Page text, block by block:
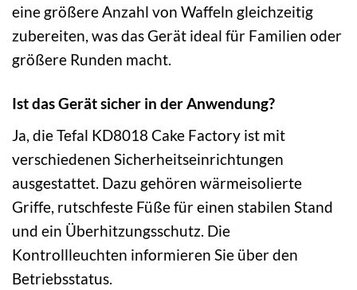
eine größere Anzahl von Waffeln gleichzeitig
zubereiten, was das Gerät ideal für Familien oder
größere Runden macht.
Ist das Gerät sicher in der Anwendung?
Ja, die Tefal KD8018 Cake Factory ist mit
verschiedenen Sicherheitseinrichtungen
ausgestattet. Dazu gehören wärmeisolierte
Griffe, rutschfeste Füße für einen stabilen Stand
und ein Überhitzungsschutz. Die
Kontrollleuchten informieren Sie über den
Betriebsstatus.